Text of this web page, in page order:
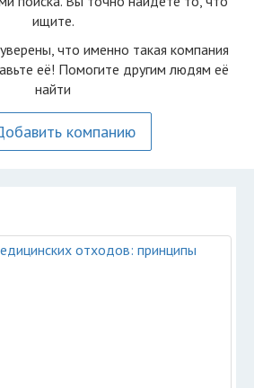
ищите.
что именно такая компания
её! Помогите другим людям её
найти
компанию